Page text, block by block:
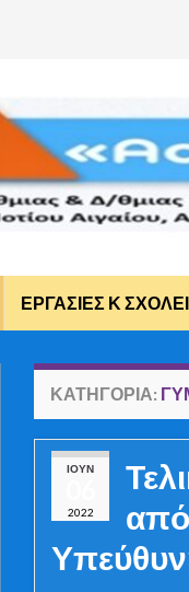
ΕΡΓΑΣΙΕΣ Κ
ΚΑΤΗΓΟΡΊΑ:
ΙΟΎΝ
2022